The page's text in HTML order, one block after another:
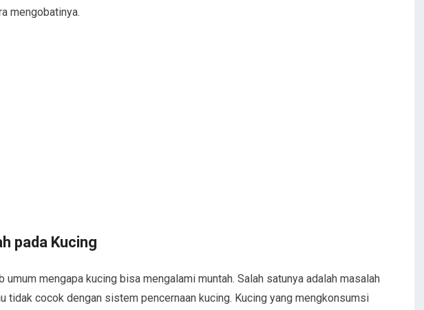
mengobatinya.
pada Kucing
umum mengapa kucing bisa mengalami muntah. Salah satunya adalah masalah
tidak cocok dengan sistem pencernaan kucing. Kucing yang mengkonsumsi